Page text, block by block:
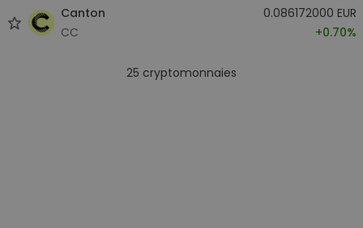
Canton
CC
0.086172000 EUR
+0.70%
25 cryptomonnaies